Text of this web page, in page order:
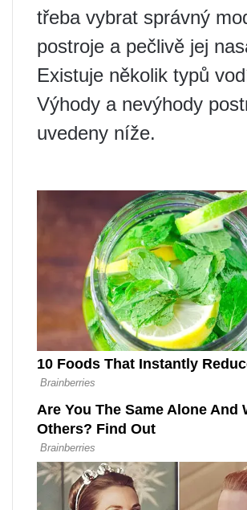
třeba vybrat správný
postroje a pečlivě jej
Existuje několik typů
Výhody a nevýhody
uvedeny níže.